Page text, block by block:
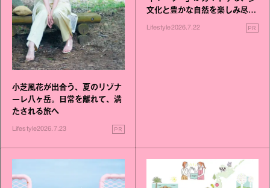
小芝風花が出合う、夏のリゾナ
ーレ八ヶ岳。日常を離れて、満
たされる旅へ
Lifestyle2026.7.23 PR
文化と豊かな自然を楽しみ尽く
Lifestyle2026.7.22 PR